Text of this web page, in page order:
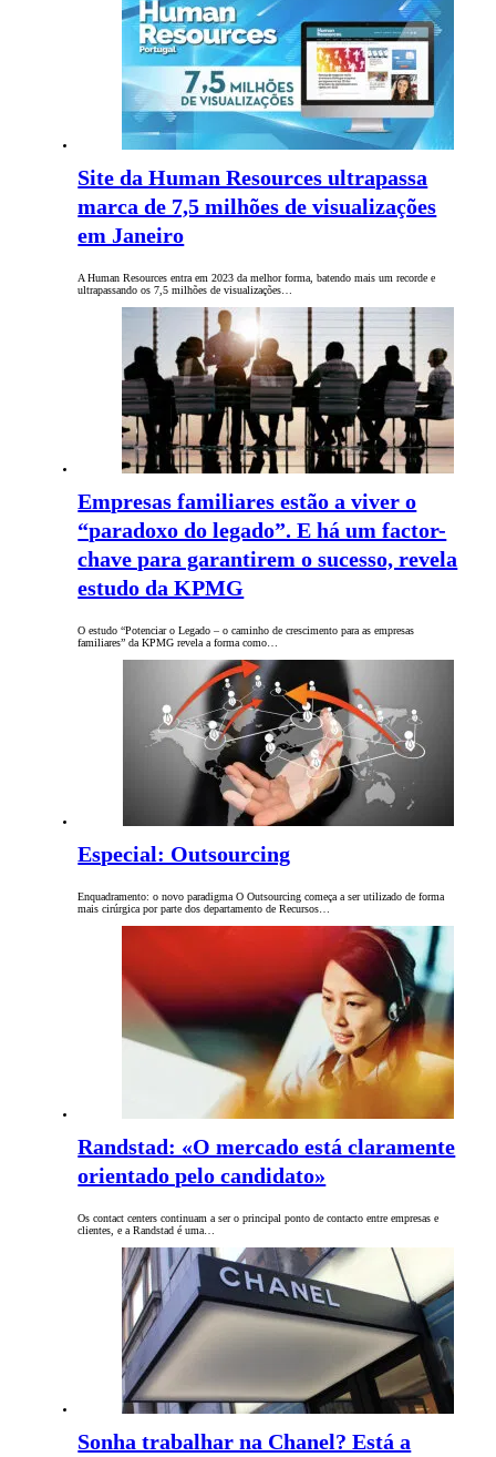
Site da Human Resources ultrapassa
marca de 7,5 milhões de visualizações
em Janeiro
A Human Resources entra em 2023 da melhor forma, batendo mais um recorde e
ultrapassando os 7,5 milhões de visualizações…
Empresas familiares estão a viver o
“paradoxo do legado”. E há um factor-
chave para garantirem o sucesso, revela
estudo da KPMG
O estudo “Potenciar o Legado – o caminho de crescimento para as empresas
familiares” da KPMG revela a forma como…
Especial: Outsourcing
Enquadramento: o novo paradigma O Outsourcing começa a ser utilizado de forma
mais cirúrgica por parte dos departamento de Recursos…
Randstad: «O mercado está claramente
orientado pelo candidato»
Os contact centers continuam a ser o principal ponto de contacto entre empresas e
clientes, e a Randstad é uma…
Sonha trabalhar na Chanel? Está a